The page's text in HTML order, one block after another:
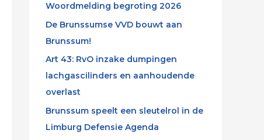
Woordmelding begroting 2026
De Brunssumse VVD bouwt aan
Brunssum!
Art 43: RvO inzake dumpingen
lachgascilinders en aanhoudende
overlast
Brunssum speelt een sleutelrol in de
Limburg Defensie Agenda